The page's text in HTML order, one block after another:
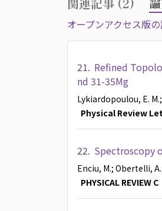
オープンアクセス版
21. Refined
nd 31-35Mg
Lykiardopoulou, E. M.
Physical Review
22. Spectroscopy
Enciu, M.; Obertelli, A.
PHYSICAL REVIEW C